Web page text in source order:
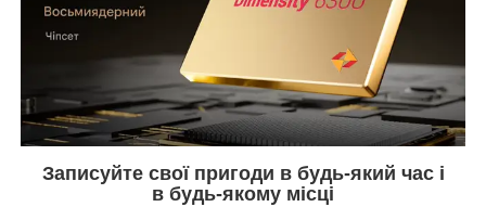
Записуйте свої пригоди в будь-який час і
в будь-якому місці